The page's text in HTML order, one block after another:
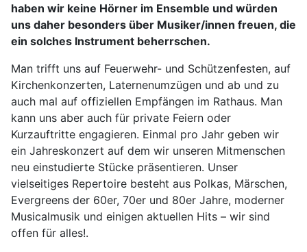
haben wir keine Hörner im Ensemble und würden
uns daher besonders über Musiker/innen freuen, die
ein solches Instrument beherrschen.
Man trifft uns auf Feuerwehr- und Schützenfesten, auf
Kirchenkonzerten, Laternenumzügen und ab und zu
auch mal auf offiziellen Empfängen im Rathaus. Man
kann uns aber auch für private Feiern oder
Kurzauftritte engagieren. Einmal pro Jahr geben wir
ein Jahreskonzert auf dem wir unseren Mitmenschen
neu einstudierte Stücke präsentieren. Unser
vielseitiges Repertoire besteht aus Polkas, Märschen,
Evergreens der 60er, 70er und 80er Jahre, moderner
Musicalmusik und einigen aktuellen Hits – wir sind
offen für alles!.